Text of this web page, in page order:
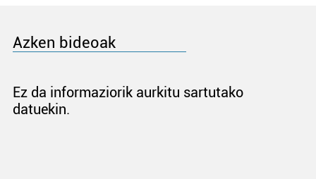
Azken bideoak
Ez da informaziorik aurkitu sartutako
datuekin.